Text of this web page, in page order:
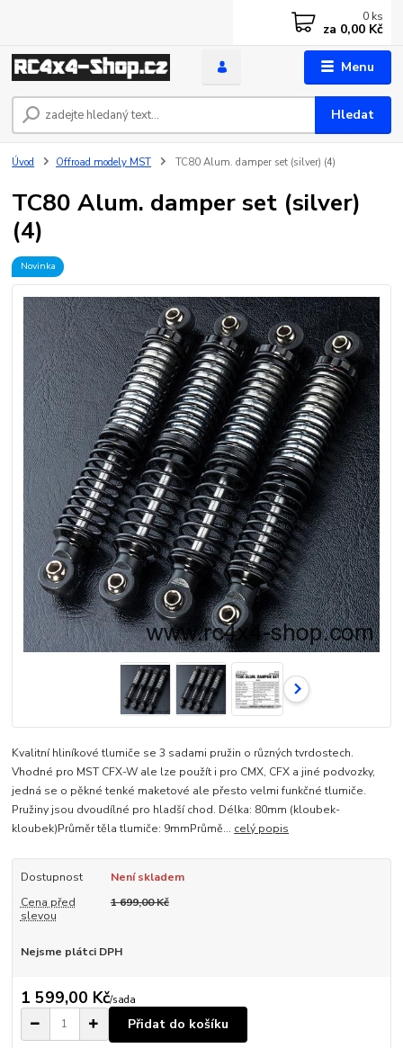
Menu
Hledat
0 ks
za 0,00 Kč
Úvod Offroad modely MST TC80 Alum. damper set (silver) (4)
TC80 Alum. damper set (silver)
(4)
Novinka
Kvalitní hliníkové tlumiče se 3 sadami pružin o různých tvrdostech.
Vhodné pro MST CFX-W ale lze použít i pro CMX, CFX a jiné podvozky,
jedná se o pěkné tenké maketové ale přesto velmi funkčné tlumiče.
Pružiny jsou dvoudílné pro hladší chod. Délka: 80mm (kloubek-
kloubek)Průměr těla tlumiče: 9mmPrůmě... celý popis
Dostupnost
Není skladem
Cena před
slevou
1 699,00 Kč
Nejsme plátci DPH
1 599,00 Kč/sada
Přidat do košíku